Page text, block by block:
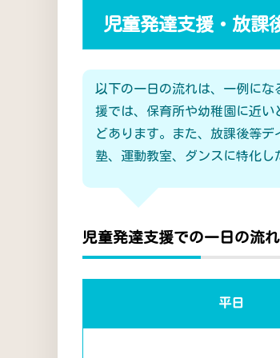
児童発達支援・放課
以下の一日の流れは、一例に
援では、保育所や幼稚園に近
どあります。また、放課後等
塾、運動教室、ダンスに特化し
児童発達支援での一日の流れ
平日